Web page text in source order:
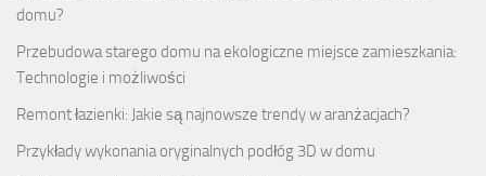
domu?
Przebudowa starego domu na ekologiczne miejsce zamieszkania:
Technologie i możliwości
Remont łazienki: Jakie są najnowsze trendy w aranżacjach?
Przykłady wykonania oryginalnych podłóg 3D w domu